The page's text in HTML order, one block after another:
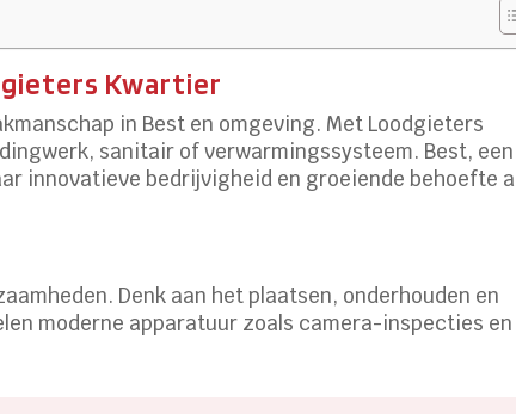
Kwartier
in Best en omgeving. Met Loodgieters
sanitair of verwarmingssysteem. Best, een
innovatieve bedrijvigheid en groeiende behoefte
Denk aan het plaatsen, onderhouden en
moderne apparatuur zoals camera-inspecties en